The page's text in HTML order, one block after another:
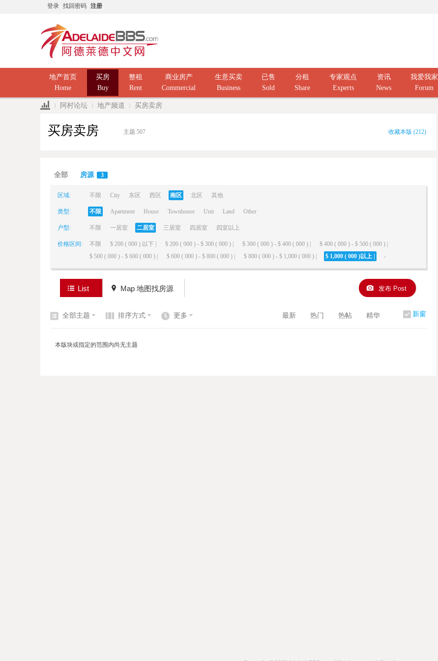
登录 找回密码 注册
地产首页
Home
买房
Buy
整租
Rent
商业房产
Commercial
生意买卖
Business
已售
Sold
分租
Share
专家观点
Experts
资讯
News
我爱我家
Forum
阿村论坛 地产频道 买房卖房
买房卖房 主题:507 收藏本版 (212)
全部 房源 3
区域: 不限 City 东区 西区 南区 北区 其他
类型: 不限 Apartment House Townhouse Unit Land Other
户型: 不限 一居室 二居室 三居室 四居室 四室以上
价格区间: 不限 $ 200 ( 000 ) 以下 | $ 200 ( 000 ) - $ 300 ( 000 ) | $ 300 ( 000 ) - $ 400 ( 000 ) |
$ 400 ( 000 ) - $ 500 ( 000 ) |
$ 500 ( 000 ) - $ 600 ( 000 ) |
$ 600 ( 000 ) - $ 800 ( 000 ) | $ 800 ( 000 ) - $ 1,000 ( 000 ) | $ 1,000 ( 000 )以上 | -
List Map 地图找房源 发布 Post
新窗
全部主题 排序方式 更多 最新 热门 热帖 精华
本版块或指定的范围内尚无主题